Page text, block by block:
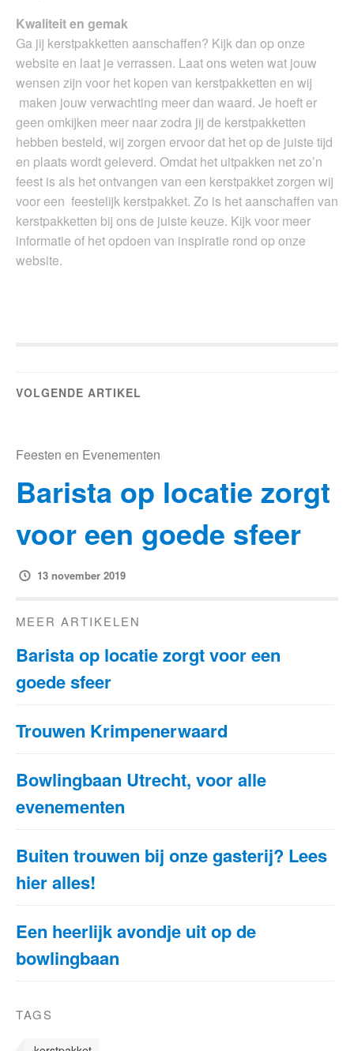
Kwaliteit en gemak
Ga jij kerstpakketten aanschaffen? Kijk dan op onze
website en laat je verrassen. Laat ons weten wat jouw
wensen zijn voor het kopen van kerstpakketten en wij
maken jouw verwachting meer dan waard. Je hoeft er
geen omkijken meer naar zodra jij de kerstpakketten
hebben besteld, wij zorgen ervoor dat het op de juiste tijd
en plaats wordt geleverd. Omdat het uitpakken net zo’n
feest is als het ontvangen van een kerstpakket zorgen wij
voor een feestelijk kerstpakket. Zo is het aanschaffen van
kerstpakketten bij ons de juiste keuze. Kijk voor meer
informatie of het opdoen van inspiratie rond op onze
website.​
VOLGENDE ARTIKEL
Feesten en Evenementen
Barista op locatie zorgt
voor een goede sfeer
13 november 2019
MEER ARTIKELEN
Barista op locatie zorgt voor een
goede sfeer
Trouwen Krimpenerwaard
Bowlingbaan Utrecht, voor alle
evenementen
Buiten trouwen bij onze gasterij? Lees
hier alles!
Een heerlijk avondje uit op de
bowlingbaan
TAGS